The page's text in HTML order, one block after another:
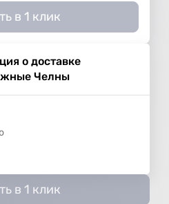
в 1 клик
о доставке
Челны
в 1 клик